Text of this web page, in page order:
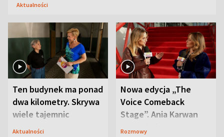
Aktualności
Ten budynek ma ponad
dwa kilometry. Skrywa
wiele tajemnic
Aktualności
Nowa edycja „The
Voice Comeback
Stage”. Ania Karwan
zapowiada
Rozmowy